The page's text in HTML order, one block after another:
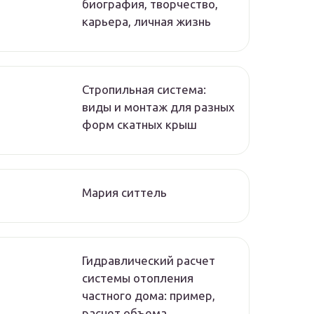
биография, творчество,
карьера, личная жизнь
Стропильная система:
виды и монтаж для разных
форм скатных крыш
Мария ситтель
Гидравлический расчет
системы отопления
частного дома: пример,